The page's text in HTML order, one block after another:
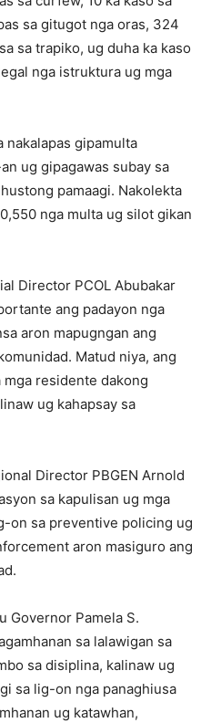
sa gitugot nga oras, 324
sa trapiko, ug duha ka kaso
nga istruktura ug mga
nakalapas gipamulta
ug gipagawas subay sa
pamaagi. Nakolekta
nga multa ug silot gikan
Director PCOL Abubakar
ang padayon nga
aron mapugngan ang
Matud niya, ang
residente dakong
ug kahapsay sa
Director PBGEN Arnold
sa kapulisan ug mga
on sa preventive policing ug
aron masiguro ang
Governor Pamela S.
sa lalawigan sa
sa disiplina, kalinaw ug
sa lig-on nga panaghiusa
ug katawhan,